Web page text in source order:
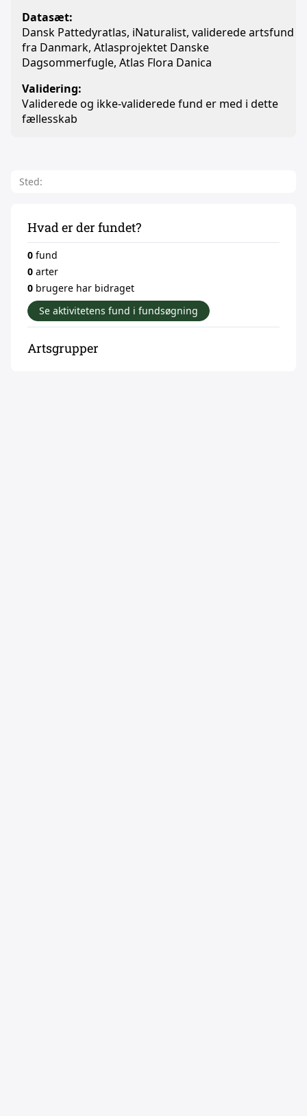
Datasæt:
Dansk Pattedyratlas, iNaturalist, validerede artsfund
fra Danmark, Atlasprojektet Danske
Dagsommerfugle, Atlas Flora Danica
Validering:
Validerede og ikke-validerede fund er med i dette
fællesskab
Sted:
Hvad er der fundet?
0 fund
0 arter
0 brugere har bidraget
Se aktivitetens fund i fundsøgning
Artsgrupper